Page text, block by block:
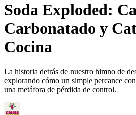
Soda Exploded:
Carbonatado y
Cocina
La historia detrás de nuestro himno de
explorando cómo un simple percance
una metáfora de pérdida de control.